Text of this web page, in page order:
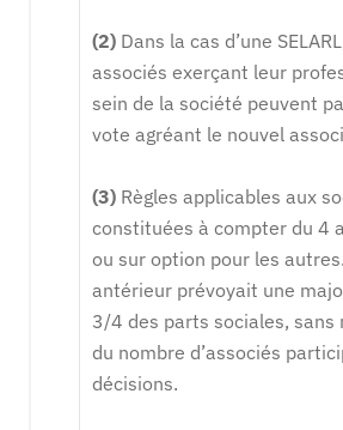
(2) Dans la cas d’une
associés exerçant leur
sein de la société peuvent
vote agréant le nouvel
(3) Règles applicables aux
constituées à compter du 4
ou sur option pour les
antérieur prévoyait une
3/4 des parts sociales, sans
du nombre d’associés
décisions.